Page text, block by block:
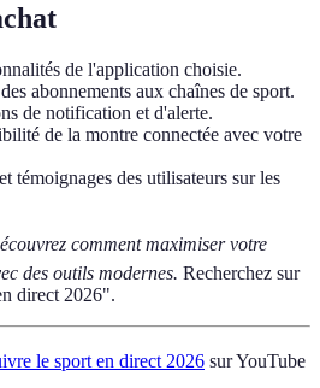
de l'application choisie.
abonnements aux chaînes de sport.
de notification et d'alerte.
de la montre connectée avec votre
témoignages des utilisateurs sur les
comment maximiser votre
des outils modernes. Recherchez sur
direct 2026".
le sport en direct 2026 sur YouTube